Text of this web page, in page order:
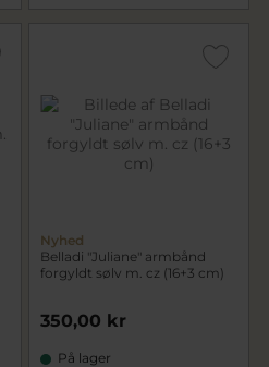
Nyhed
Belladi "Juliane" armbånd
forgyldt sølv m. cz (16+3 cm)
350,00 kr
På lager